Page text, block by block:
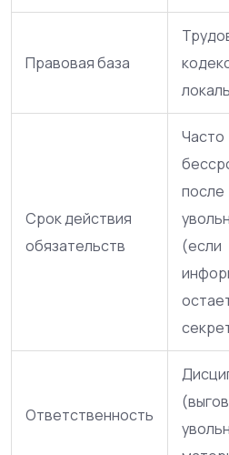
Правовая база
Срок действия
обязательств
Часто
после
(если
Ответственность